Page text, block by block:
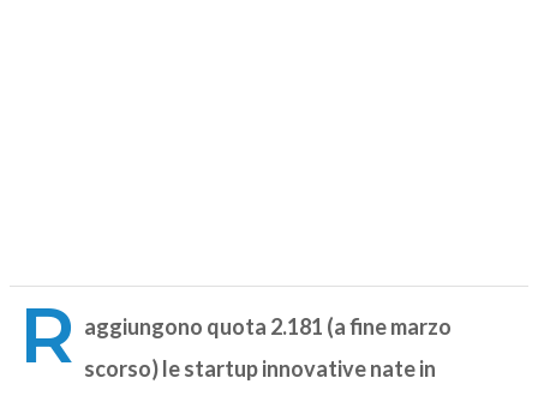
R aggiungono quota 2.181 (a fine marzo
scorso) le startup innovative nate in